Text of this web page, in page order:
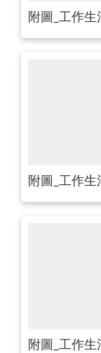
附圖_工作
附圖_工作
附圖_工作